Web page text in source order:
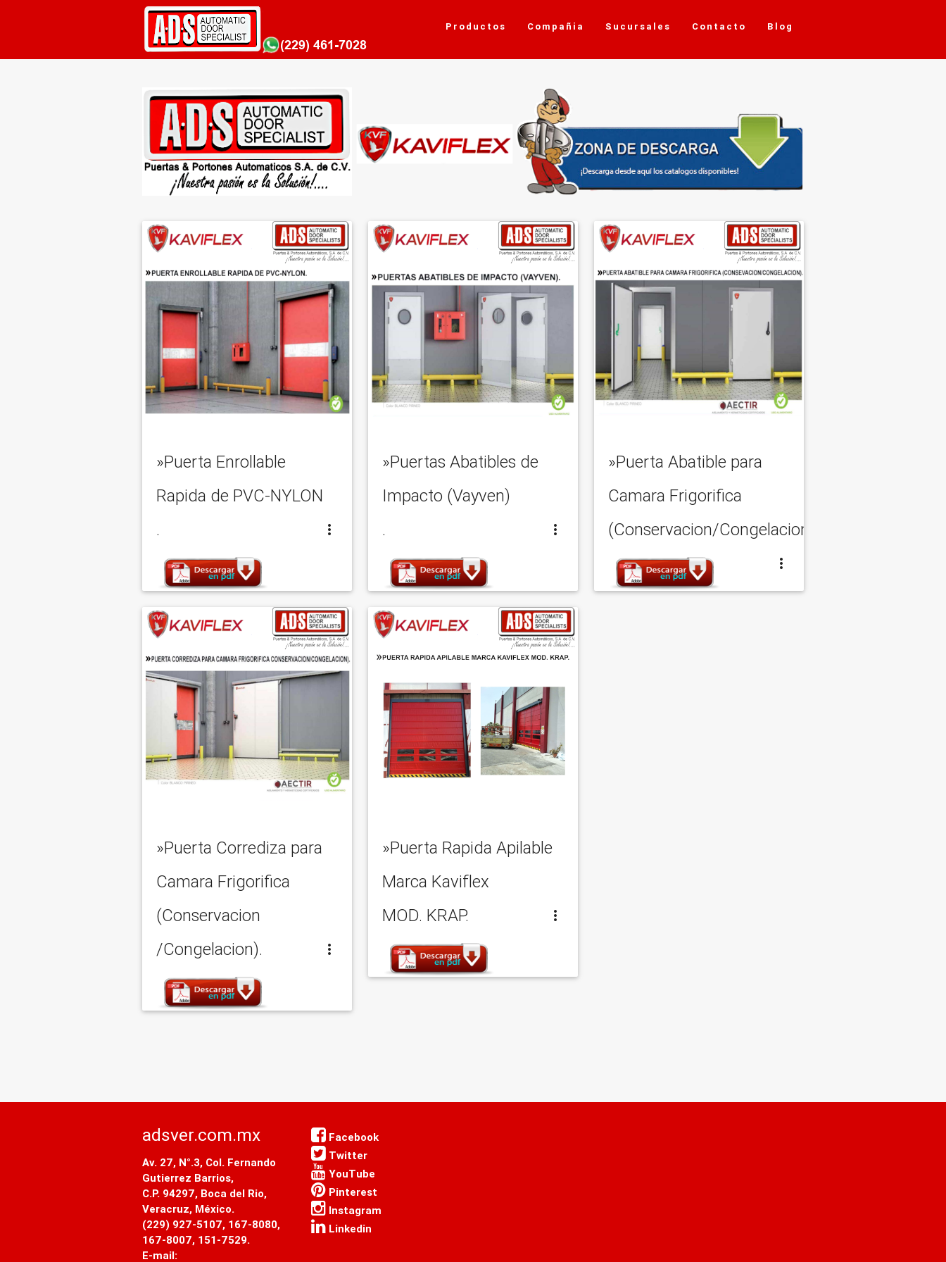
Productos Compañia Sucursales Contacto Blog
»Puerta Enrollable
Rapida de PVC-NYLON
.
»Puertas Abatibles de
Impacto (Vayven)
.
»Puerta Abatible para
Camara Frigorifica
(Conservacion/Congelacion).
»Puerta Corrediza para
Camara Frigorifica
(Conservacion
/Congelacion).
»Puerta Rapida Apilable
Marca Kaviflex
MOD. KRAP.
adsver.com.mx
Av. 27, N°.3, Col. Fernando
Gutierrez Barrios,
C.P. 94297, Boca del Rio,
Veracruz, México.
(229) 927-5107, 167-8080,
167-8007, 151-7529.
E-mail:
Facebook
Twitter
YouTube
Pinterest
Instagram
Linkedin